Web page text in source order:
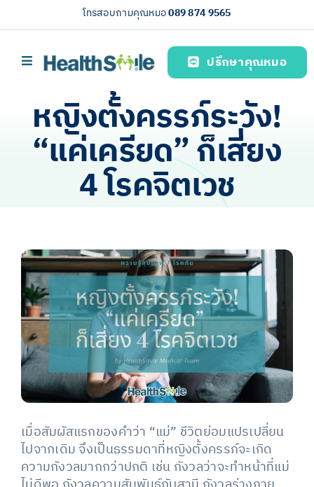
to
โทรสอบถามคุณหมอ089 874 9565
Toggle
บริการของเรา (Our services)
ความรู้สุขภาพ
เกี่ยวกับเรา
ปรึกษาคุณหมอ
หญิงตั้งครรภ์ระวัง!
“แค่เครียด” ก็เสี่ยง
4 โรคจิตเวช
View
Larger
Image
เมื่อสัมผัสแรกของคำว่า “แม่” ชีวิตย่อมแปรเปลี่ยน
ไปจากเดิม จึงเป็นธรรมดาที่หญิงตั้งครรภ์จะเกิด
ความกังวลมากกว่าปกติ เช่น กังวลว่าจะทำหน้าที่แม่